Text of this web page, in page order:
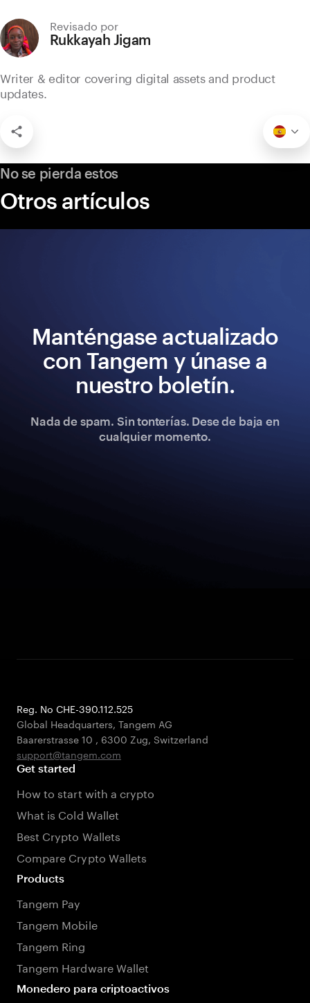
Revisado por
Rukkayah Jigam
Writer & editor covering digital assets and product
updates.
No se pierda estos
Otros artículos
Manténgase actualizado
con Tangem y únase a
nuestro boletín.
Nada de spam. Sin tonterías. Dese de baja en
cualquier momento.
Reg. No CHE-390.112.525
Global Headquarters, Tangem AG
Baarerstrasse 10 , 6300 Zug, Switzerland
support@tangem.com
Get started
How to start with a crypto
What is Cold Wallet
Best Crypto Wallets
Compare Crypto Wallets
Products
Tangem Pay
Tangem Mobile
Tangem Ring
Tangem Hardware Wallet
Monedero para criptoactivos